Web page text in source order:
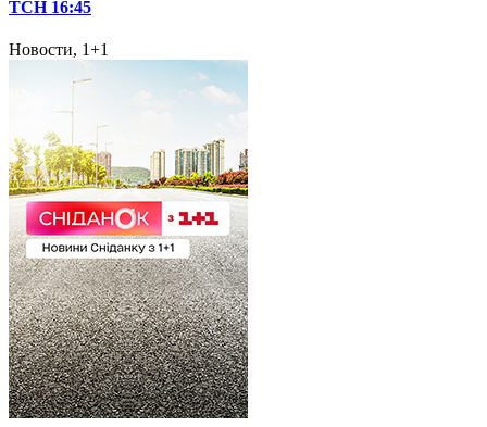
ТСН 16:45
Новости, 1+1